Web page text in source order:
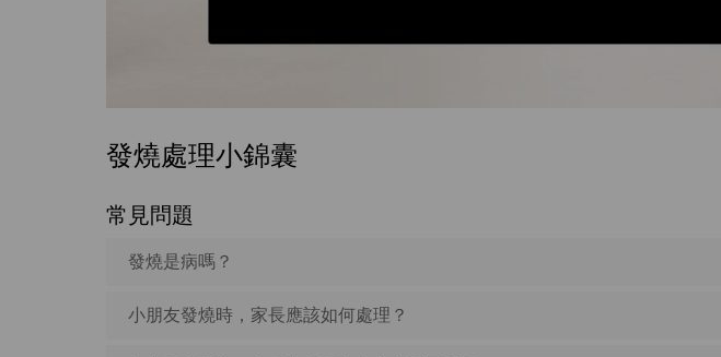
發燒處理小錦囊
常見問題
發燒是病嗎？
小朋友發燒時，家長應該如何處理？